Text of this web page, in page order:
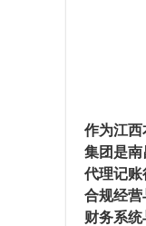
作为江西
集团是南
代理记账
合规经
财务系统